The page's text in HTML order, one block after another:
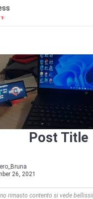
Post Title
26, 2021
rimasto contento si vede